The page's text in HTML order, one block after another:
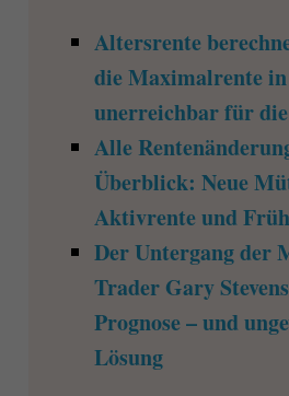
Altersrente
die Maximalrente
unerreichbar für
Alle
Überblick: Neue
Aktivrente und
Der Untergang der
Trader Gary
Prognose – und
Lösung